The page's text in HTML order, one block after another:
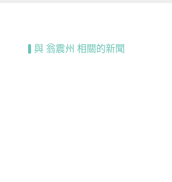
與 翁震州 相關的新聞